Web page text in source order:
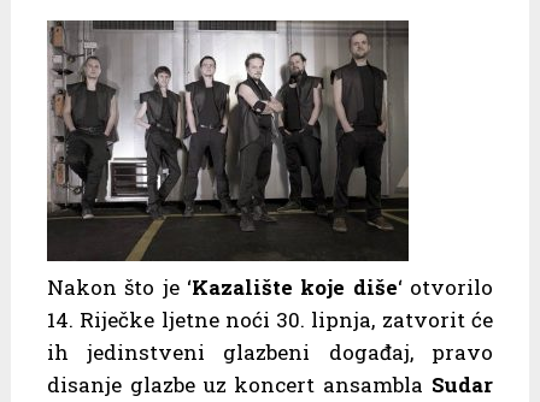
Nakon što je ‘Kazalište koje diše‘ otvorilo
14. Riječke ljetne noći 30. lipnja, zatvorit će
ih jedinstveni glazbeni događaj, pravo
disanje glazbe uz koncert ansambla Sudar